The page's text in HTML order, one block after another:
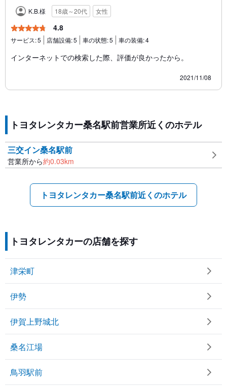
K.B.様 18歳～20代 女性
4.8
サービス:5 店舗設備:5 車の状態:5 車の装備:4
インターネットでの検索した際、評価が良かったから。
2021/11/08
トヨタレンタカー桑名駅前営業所近くのホテル
三交イン桑名駅前
営業所から約0.03km
トヨタレンタカー桑名駅前近くのホテル
トヨタレンタカーの店舗を探す
津栄町
伊勢
伊賀上野城北
桑名江場
鳥羽駅前